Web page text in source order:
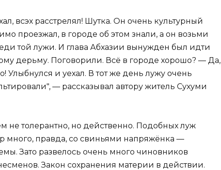
всэх расстрелял! Шутка. Он очень культурный
проезжал, в городе об этом знали, а он возьми
той лужи. И глава Абхазии вынужден был идти
дерьму. Поговорили. Всё в городе хорошо? — Да,
Улыбнулся и уехал. В тот же день лужу очень
— рассказывал автору житель Сухуми
не толерантно, но действенно. Подобных луж
много, правда, со свиньями напряжёнка —
Зато развелось очень много чиновников
Закон сохранения материи в действии.